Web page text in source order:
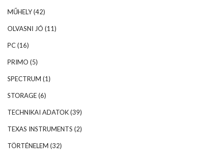
MŰHELY(42)
OLVASNI JÓ (11)
PC(16)
PRIMO (5)
SPECTRUM (1)
STORAGE(6)
TECHNIKAI ADATOK(39)
TEXAS INSTRUMENTS (2)
TÖRTÉNELEM (32)